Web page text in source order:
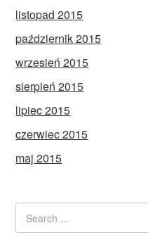
listopad 2015
październik 2015
wrzesień 2015
sierpień 2015
lipiec 2015
czerwiec 2015
maj 2015